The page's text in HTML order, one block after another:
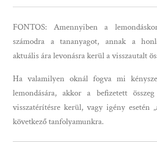
FONTOS: Amennyiben a
számodra a tananyagot, annak a
aktuális ára levonásra kerül a visszautalt
Ha valamilyen oknál fogva mi
lemondására, akkor a befizetett összeg
visszatérítésre kerül, vagy igény esetén
következő tanfolyamunkra.